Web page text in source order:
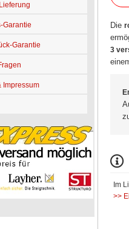
Garantie
Impressum
Die
3
Im
>>